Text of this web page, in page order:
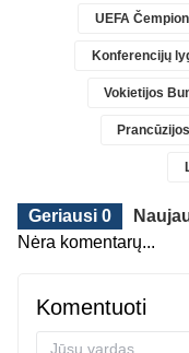
UEFA
Konferencijų
Vokietijos
Geriausi 0
Nėra komentarų...
Komentuoti